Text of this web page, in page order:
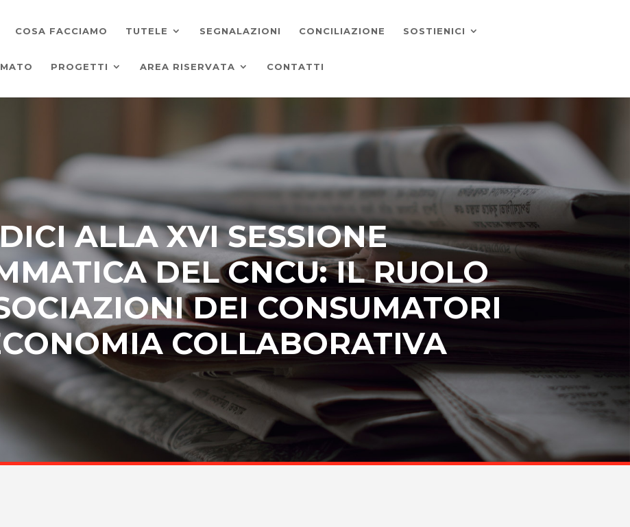
COSA FACCIAMO TUTELE SEGNALAZIONI CONCILIAZIONE SOSTIENICI
PROGETTI AREA RISERVATA CONTATTI
ALLA XVI SESSIONE
DEL CNCU: IL RUOLO
DEI CONSUMATORI
COLLABORATIVA